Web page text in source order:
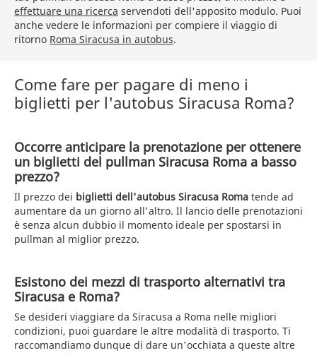
effettuare una ricerca servendoti dell'apposito modulo. Puoi
anche vedere le informazioni per compiere il viaggio di
ritorno Roma Siracusa in autobus.
Come fare per pagare di meno i
biglietti per l'autobus Siracusa Roma?
Occorre anticipare la prenotazione per ottenere
un biglietti del pullman Siracusa Roma a basso
prezzo?
Il prezzo dei biglietti dell'autobus Siracusa Roma tende ad
aumentare da un giorno all'altro. Il lancio delle prenotazioni
è senza alcun dubbio il momento ideale per spostarsi in
pullman al miglior prezzo.
Esistono dei mezzi di trasporto alternativi tra
Siracusa e Roma?
Se desideri viaggiare da Siracusa a Roma nelle migliori
condizioni, puoi guardare le altre modalità di trasporto. Ti
raccomandiamo dunque di dare un'occhiata a queste altre